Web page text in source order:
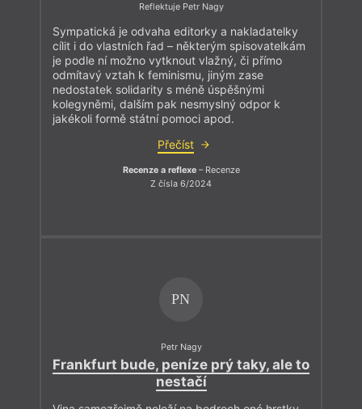
Reflektuje Petr Nagy
Sympatická je odvaha editorky a nakladatelky
cílit i do vlastních řad – některým spisovatelkám
je podle ní možno vytknout vlažný, či přímo
odmítavý vztah k feminismu, jiným zase
nedostatek solidarity s méně úspěšnými
kolegyněmi, dalším pak nesmyslný odpor k
jakékoli formě státní pomoci apod.
Přečíst
Recenze a reflexe– Recenze
Z čísla 6/2024
PN
Petr Nagy
Frankfurt bude, peníze prý taky, ale to
nestačí